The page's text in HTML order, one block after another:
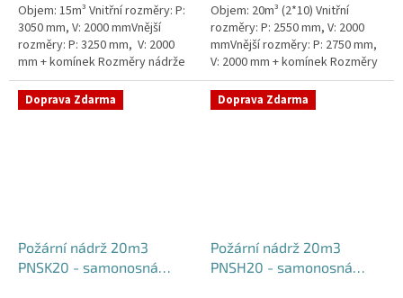
Objem: 15m³ Vnitřní rozměry: P:
3050 mm, V: 2000 mmVnější
rozměry: P: 3250 mm, V: 2000
mm + komínek Rozměry nádrže
možno jakkoliv upravit -
vyrobíme nádrž na míru!Nádrž...
Objem: 20m³ (2*10) Vnitřní
rozměry: P: 2550 mm, V: 2000
mmVnější rozměry: P: 2750 mm,
V: 2000 mm + komínek Rozměry
nádrže možno jakkoliv upravit -
vyrobíme nádrž na...
Doprava Zdarma
Požární nádrž 20m3
PNSK20 - samonosná
Doprava Zdarma
Požární nádrž 20m3
PNSH20 - samonosná